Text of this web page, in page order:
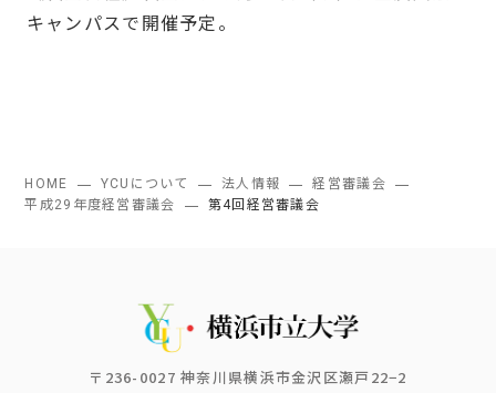
キャンパスで開催予定。
HOME YCUについて 法人情報
経営審議会
平成29年度経営審議会
第4回経営審議会
〒236-0027 神奈川県横浜市金沢区瀬戸22−2